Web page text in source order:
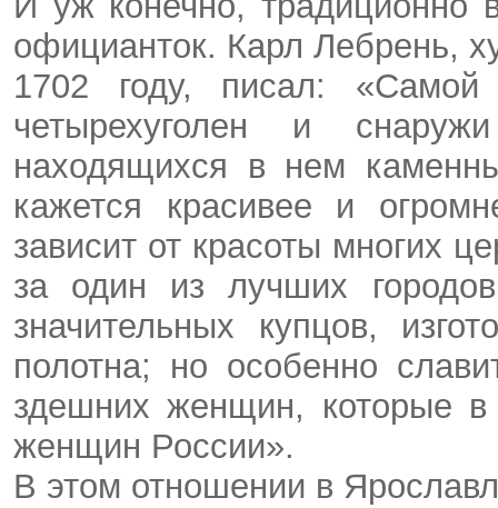
официанток. Карл Лебрень,
1702 году, писал:
четырехуголен и
находящихся в нем
кажется красивее и
зависит от красоты многих
за один из лучших
значительных купцов,
полотна; но особенно
здешних женщин, которые в
женщин России».
В этом отношении в